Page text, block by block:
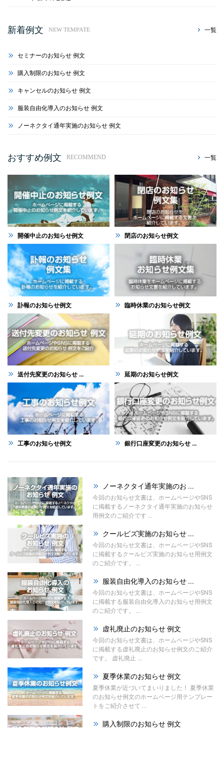
新着例文 NEW TEMPATE 一覧
セミナーのお知らせ 例文
購入制限のお知らせ 例文
キャンセルのお知らせ 例文
服装自由化導入のお知らせ 例文
ノーネクタイ通年実施のお知らせ 例文
おすすめ例文 RECOMMEND 一覧
開催中止のお知らせ例文 閉店のお知らせ例文
訃報のお知らせ例文 臨時休業のお知らせ例文
送付先変更のお知らせ ... 延期のお知らせ例文
工事のお知らせ例文 銀行口座変更のお知らせ ...
ノーネクタイ通年実施のお ...
今回のお知らせ文書は、ホームページやSNS
に掲載するノーネクタイ通年実施のお知らせ
用例文のご紹介です ...
クールビズ実施のお知らせ ...
今回のお知らせ文書は、ホームページやSNS
に掲載するクールビズ実施のお知らせ用例文
のご紹介です。 ...
服装自由化導入のお知らせ ...
今回のお知らせ文書は、ホームページやSNS
に掲載する服装自由化導入のお知らせ用例文
のご紹介です。 ...
虚礼廃止のお知らせ 例文
今回のお知らせ文書は、ホームページやSNS
に掲載する虚礼廃止のお知らせ例文のご紹介
です。 虚礼廃止 ...
夏季休業のお知らせ 例文
夏季休業が近づいてまいりました！ 夏季休業
のお知らせ例文のホームページ用テンプレー
トをご紹介させて ...
購入制限のお知らせ 例文